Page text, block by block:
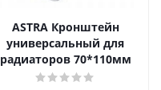
ASTRA Кронштейн
универсальный для
радиаторов 70*110мм